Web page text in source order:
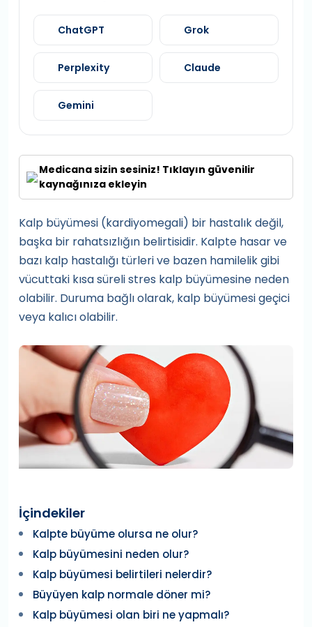
ChatGPT Grok
Perplexity Claude
Gemini
Medicana sizin sesiniz! Tıklayın güvenilir
kaynağınıza ekleyin
Kalp büyümesi (kardiyomegali) bir hastalık değil,
başka bir rahatsızlığın belirtisidir. Kalpte hasar ve
bazı kalp hastalığı türleri ve bazen hamilelik gibi
vücuttaki kısa süreli stres kalp büyümesine neden
olabilir. Duruma bağlı olarak, kalp büyümesi geçici
veya kalıcı olabilir.
İçindekiler
Kalpte büyüme olursa ne olur?
Kalp büyümesini neden olur?
Kalp büyümesi belirtileri nelerdir?
Büyüyen kalp normale döner mi?
Kalp büyümesi olan biri ne yapmalı?